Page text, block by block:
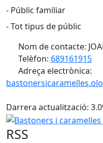
- Públic familiar
- Tot tipus de públic
Nom de contacte:
Telèfon: 689161915
Adreça electrònica:
Darrera actualització:
Bastoners i caramelles
RSS